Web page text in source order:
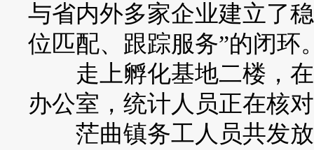
与省内外多家企业建立了
位匹配、跟踪服务”的闭环
走上孵化基地二楼，在
办公室，统计人员正在核
茫曲镇务工人员共发放